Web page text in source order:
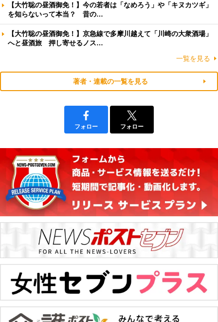
【大竹聡の昼酒御免！】今の若者は「なめろう」や「キヌカツギ」
を知らないって本当？ 昔の…
【大竹聡の昼酒御免！】京急線で多摩川越えて「川崎の大衆酒場」
へと昼酒旅 押し寄せるノス…
一覧を見る
著者・連載の一覧を見る
フォロー フォロー